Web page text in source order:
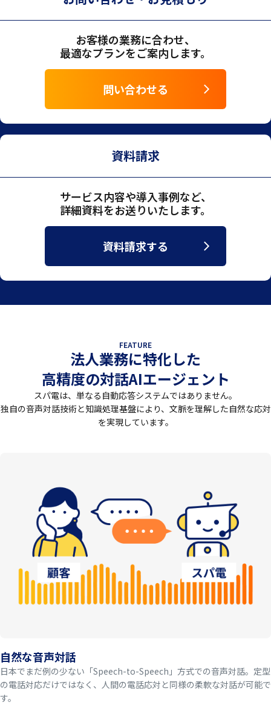
お客様の業務に合わせ、
最適なプランをご案内します。
問い合わせる
資料請求
サービス内容や導入事例など、
詳細資料をお送りいたします。
資料請求する
FEATURE
法人業務に特化した
高精度の対話AIエージェント
スパ電は、単なる自動応答システムではありません。
独自の音声対話技術と知識処理基盤により、文脈を理解した自然な応対
を実現しています。
自然な音声対話
日本でまだ例の少ない「Speech-to-Speech」方式での音声対話。定型
の電話対応だけではなく、人間の電話応対と同様の柔軟な対話が可能で
す。